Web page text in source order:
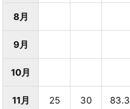
8月
9月
10月
11月 25 30 83.3